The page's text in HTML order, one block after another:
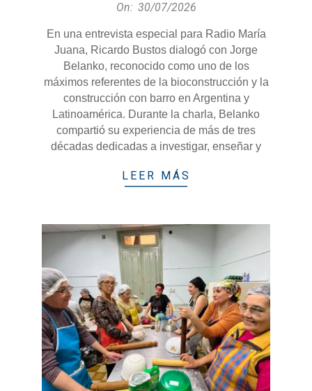
30
On: 30/07/2026
En una entrevista especial para Radio María
Juana, Ricardo Bustos dialogó con Jorge
Belanko, reconocido como uno de los
máximos referentes de la bioconstrucción y la
construcción con barro en Argentina y
Latinoamérica. Durante la charla, Belanko
compartió su experiencia de más de tres
décadas dedicadas a investigar, enseñar y
LEER MÁS